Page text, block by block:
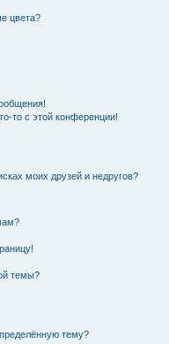
цвета?
то с этой конференции!
моих друзей и недругов?
темы?
тему?